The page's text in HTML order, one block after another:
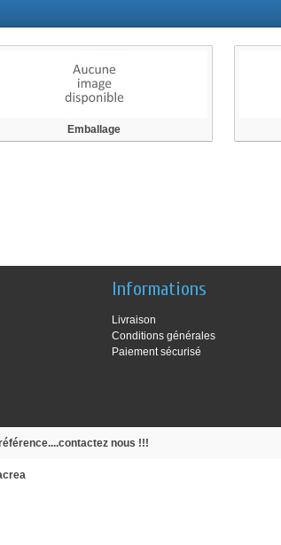
Emballage
Informations
Livraison
Conditions générales
Paiement sécurisé
nous !!!